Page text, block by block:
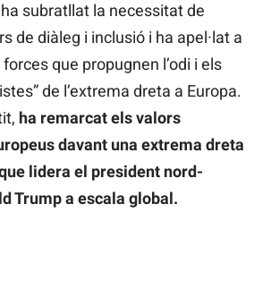
subratllat la necessitat de
de diàleg i inclusió i ha apel·lat a
forces que propugnen l’odi i els
de l’extrema dreta a Europa.
ha remarcat els valors
davant una extrema dreta
lidera el president nord-
Trump a escala global.